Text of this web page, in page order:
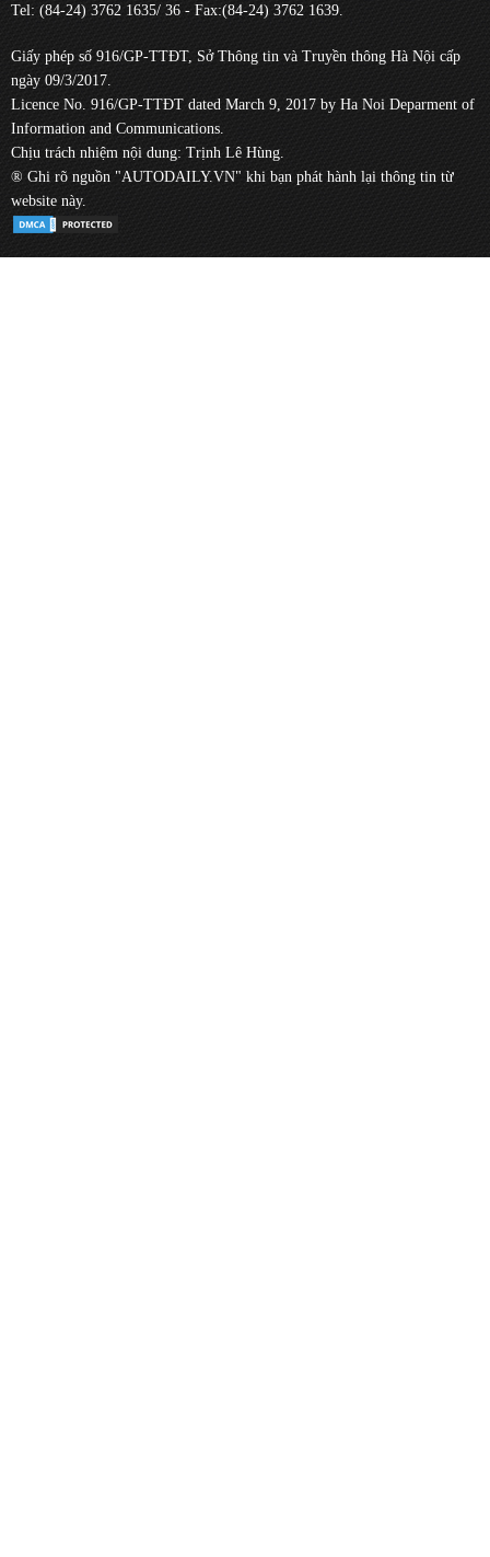
Tel: (84-24) 3762 1635/ 36 - Fax:(84-24) 3762 1639.
Giấy phép số 916/GP-TTĐT, Sở Thông tin và Truyền thông Hà Nội cấp
ngày 09/3/2017.
Licence No. 916/GP-TTĐT dated March 9, 2017 by Ha Noi Deparment of
Information and Communications.
Chịu trách nhiệm nội dung: Trịnh Lê Hùng.
® Ghi rõ nguồn "AUTODAILY.VN" khi bạn phát hành lại thông tin từ
website này.